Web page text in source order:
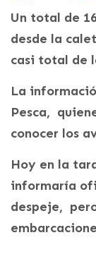
Un total de
desde la
casi total de
La
Pesca,
conocer los
Hoy en la
informaría
despeje,